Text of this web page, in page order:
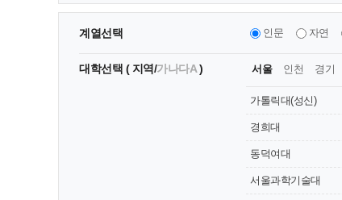
계열선택 인문 자연
대학선택 ( 지역/가나다A) 서울
가톨릭대(성신)
경희대
동덕여대
서울과학기술대
인천 경기